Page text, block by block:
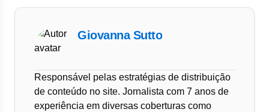
Giovanna Sutto
Responsável pelas estratégias de distribuição
de conteúdo no site. Jornalista com 7 anos de
experiência em diversas coberturas como